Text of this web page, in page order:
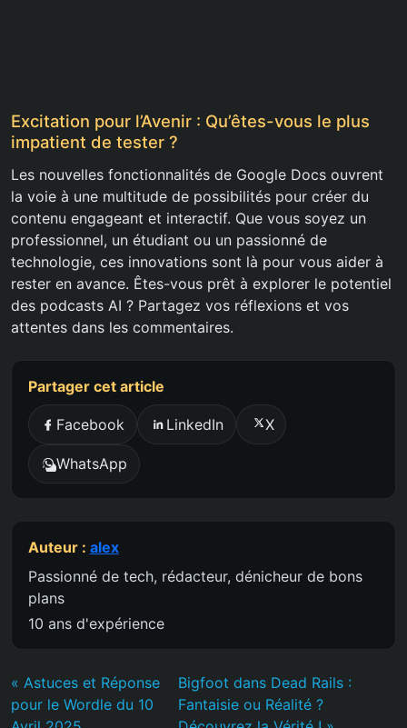
Excitation pour l’Avenir : Qu’êtes-vous le plus
impatient de tester ?
Les nouvelles fonctionnalités de Google Docs ouvrent
la voie à une multitude de possibilités pour créer du
contenu engageant et interactif. Que vous soyez un
professionnel, un étudiant ou un passionné de
technologie, ces innovations sont là pour vous aider à
rester en avance. Êtes-vous prêt à explorer le potentiel
des podcasts AI ? Partagez vos réflexions et vos
attentes dans les commentaires.
Partager cet article
Facebook LinkedIn X
WhatsApp
Auteur : alex
Passionné de tech, rédacteur, dénicheur de bons
plans
10 ans d'expérience
« Astuces et Réponse
pour le Wordle du 10
Bigfoot dans Dead Rails :
Fantaisie ou Réalité ?